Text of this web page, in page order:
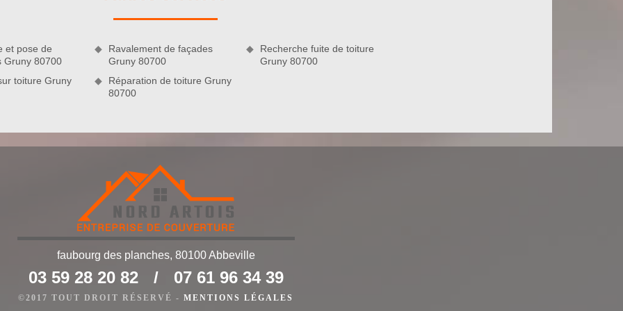
de zinguerie
réalisons, nous sommes en mesure d’assurer la pose,
l’entretien des accessoires de zinguerie. Il faut savoir que
assurent un renforcement de l’étanchéité de la toiture.
et pose de
Gruny 80700
toiture Gruny
Ravalement de façades
Gruny 80700
Réparation de toiture Gruny
80700
Recherche fuite de toiture
Gruny 80700
faubourg des planches, 80100 Abbeville
03 59 28 20 82 / 07 61 96 34 39
©2017 TOUT DROIT RÉSERVÉ - MENTIONS LÉGALES